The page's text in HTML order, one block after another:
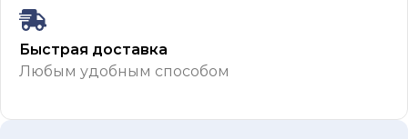
Быстрая доставка
Любым удобным способом